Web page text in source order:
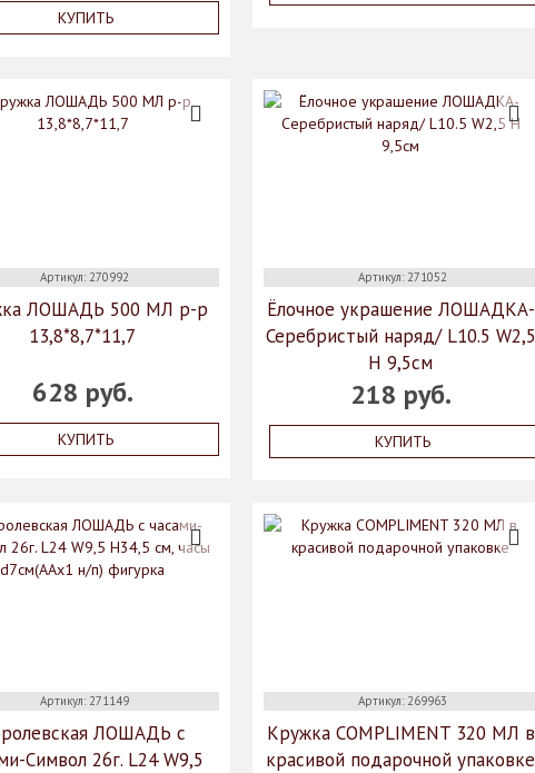
КУПИТЬ
Артикул: 270992
ЛОШАДЬ 500 МЛ р-р
13,8*8,7*11,7
628 руб.
КУПИТЬ
Артикул: 271052
Ёлочное украшение ЛОШАДКА-
Серебристый наряд/ L10.5 W2,5
H 9,5см
218 руб.
КУПИТЬ
Артикул: 271149
ЛОШАДЬ с
Символ 26г. L24 W9,5
Артикул: 269963
Кружка COMPLIMENT 320 МЛ в
красивой подарочной упаковке